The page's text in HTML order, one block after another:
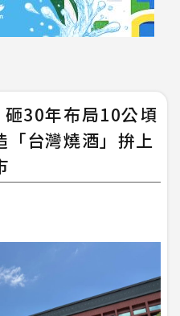
30年布局10公頃
台灣燒酒」拚上